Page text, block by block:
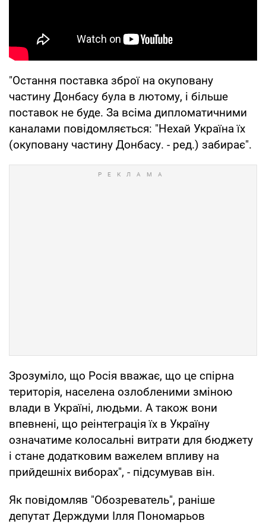
"Остання поставка зброї на окуповану
частину Донбасу була в лютому, і більше
поставок не буде. За всіма дипломатичними
каналами повідомляється: "Нехай Україна їх
(окуповану частину Донбасу. - ред.) забирає".
Зрозуміло, що Росія вважає, що це спірна
територія, населена озлобленими зміною
влади в Україні, людьми. А також вони
впевнені, що реінтеграція їх в Україну
означатиме колосальні витрати для бюджету
і стане додатковим важелем впливу на
прийдешніх виборах", - підсумував він.
Як повідомляв "Обозреватель", раніше
депутат Держдуми Ілля Пономарьов